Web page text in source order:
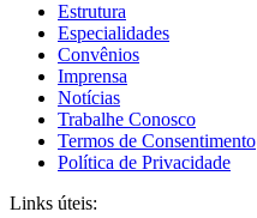
Estrutura
Especialidades
Convênios
Imprensa
Notícias
Trabalhe Conosco
Termos de Consentimento
Política de Privacidade
Links úteis: